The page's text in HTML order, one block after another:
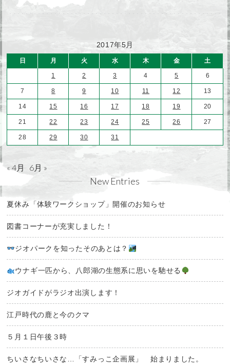
2017年5月
日 月 火 水 木 金 土
1 2 3 4 5 6
7 8 9 10 11 12 13
14 15 16 17 18 19 20
21 22 23 24 25 26 27
28 29 30 31
« 4月 6月 »
New Entries
夏休み「体験ワークショップ」開催のお知らせ
図書コーナーが充実しました！
ジオパークを知ったそのあとは？
ウナギ一匹から、八郎湖の生態系に思いを馳せる
ジオガイドがラジオ出演します！
江戸時代の鹿と今のクマ
５月１日午後３時
ちいさなちいさな…「すみっこ企画展」 始まりました。